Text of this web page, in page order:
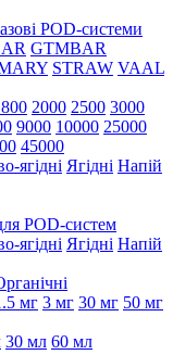
POD-системи
GTMBAR
STRAW VAAL
2000 2500 3000
9000 10000 25000
45000
ягідні Ягідні Напій
POD-систем
ягідні Ягідні Напій
мг 3 мг 30 мг 50 мг
30 мл 60 мл